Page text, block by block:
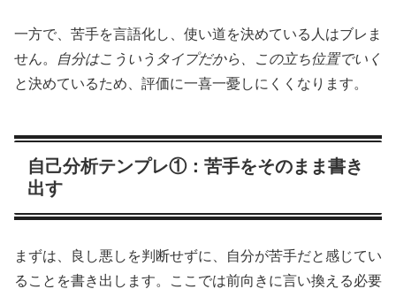
一方で、苦手を言語化し、使い道を決めている人はブレま
せん。
自分はこういうタイプだから、この立ち位置でいく
と決めているため、評価に一喜一憂しにくくなります。
自己分析テンプレ①：苦手をそのまま書き
出す
まずは、良し悪しを判断せずに、自分が苦手だと感じてい
ることを書き出します。ここでは前向きに言い換える必要